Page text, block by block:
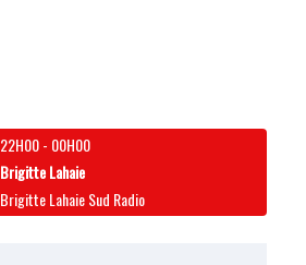
22H00- 00H00
Brigitte Lahaie
Brigitte Lahaie Sud Radio